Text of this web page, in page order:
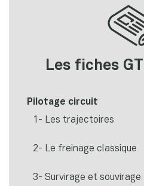
Les fiches
Pilotage circuit
1- Les trajectoires
2- Le freinage classique
3- Survirage et souvirage